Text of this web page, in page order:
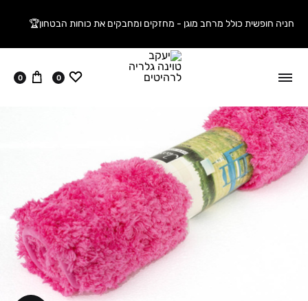
חניה חופשית כולל מרחב מוגן - מחזקים ומחבקים את כוחות הבטחון🏆
ווישליסט
0 עגלה
0